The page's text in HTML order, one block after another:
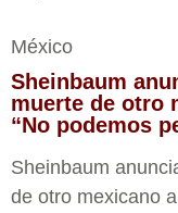
México
Sheinbaum
muerte de otro
“No podemos
Sheinbaum
de otro mexicano